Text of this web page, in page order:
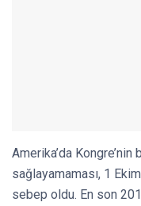
Amerika’da
sağlayamaması, 1
sebep oldu. En son